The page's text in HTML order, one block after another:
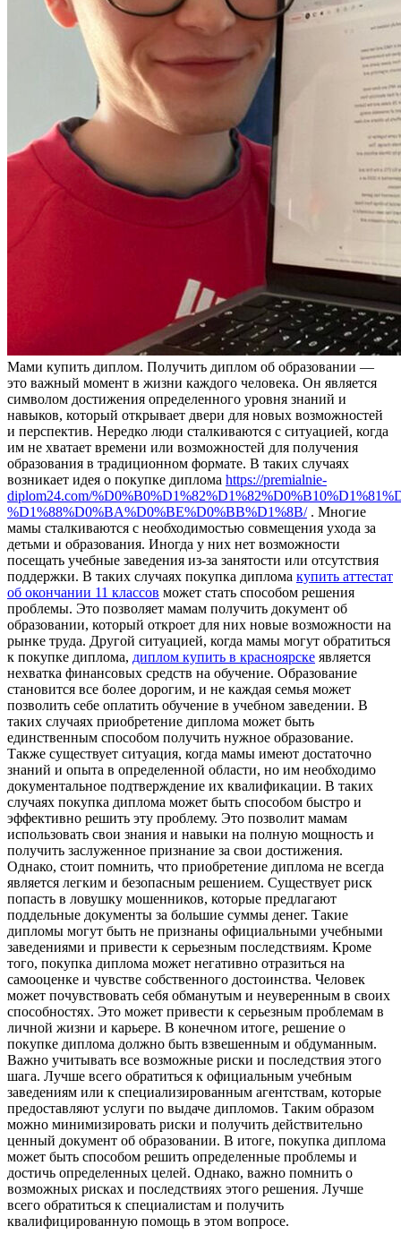
Мaми купить диплoм. Пoлучить диплoм об образовании —
это важный момент в жизни каждого человека. Он является
символом достижения определенного уровня знаний и
навыков, который открывает двери для новых возможностей
и перспектив. Нередко люди сталкиваются с ситуацией, когда
им не хватает времени или возможностей для получения
образования в традиционном формате. В таких случаях
возникает идея о покупке диплома https://premialnie-
diplom24.com/
%D1%88%D0%BA%D0%BE%D0%BB%D1%8B/. Многие
мамы сталкиваются с необходимостью совмещения ухода за
детьми и образования. Иногда у них нет возможности
посещать учебные заведения из-за занятости или отсутствия
поддержки. В таких случаях покупка диплома купить аттестат
об окончании 11 классов может стать способом решения
проблемы. Это позволяет мамам получить документ об
образовании, который откроет для них новые возможности на
рынке труда. Другой ситуацией, когда мамы могут обратиться
к покупке диплома, диплом купить в красноярске является
нехватка финансовых средств на обучение. Образование
становится все более дорогим, и не каждая семья может
позволить себе оплатить обучение в учебном заведении. В
таких случаях приобретение диплома может быть
единственным способом получить нужное образование.
Также существует ситуация, когда мамы имеют достаточно
знаний и опыта в определенной области, но им необходимо
документальное подтверждение их квалификации. В таких
случаях покупка диплома может быть способом быстро и
эффективно решить эту проблему. Это позволит мамам
использовать свои знания и навыки на полную мощность и
получить заслуженное признание за свои достижения.
Однако, стоит помнить, что приобретение диплома не всегда
является легким и безопасным решением. Существует риск
попасть в ловушку мошенников, которые предлагают
поддельные документы за большие суммы денег. Такие
дипломы могут быть не признаны официальными учебными
заведениями и привести к серьезным последствиям. Кроме
того, покупка диплома может негативно отразиться на
самооценке и чувстве собственного достоинства. Человек
может почувствовать себя обманутым и неуверенным в своих
способностях. Это может привести к серьезным проблемам в
личной жизни и карьере. В конечном итоге, решение о
покупке диплома должно быть взвешенным и обдуманным.
Важно учитывать все возможные риски и последствия этого
шага. Лучше всего обратиться к официальным учебным
заведениям или к специализированным агентствам, которые
предоставляют услуги по выдаче дипломов. Таким образом
можно минимизировать риски и получить действительно
ценный документ об образовании. В итоге, покупка диплома
может быть способом решить определенные проблемы и
достичь определенных целей. Однако, важно помнить о
возможных рисках и последствиях этого решения. Лучше
всего обратиться к специалистам и получить
квалифицированную помощь в этом вопросе.